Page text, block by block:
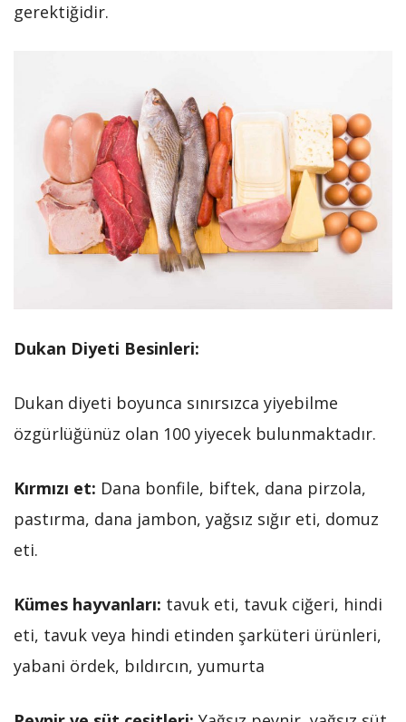
gerektiğidir.
Dukan Diyeti Besinleri:
Dukan diyeti boyunca sınırsızca yiyebilme
özgürlüğünüz olan 100 yiyecek bulunmaktadır.
Kırmızı et: Dana bonfile, biftek, dana pirzola,
pastırma, dana jambon, yağsız sığır eti, domuz
eti.
Kümes hayvanları: tavuk eti, tavuk ciğeri, hindi
eti, tavuk veya hindi etinden şarküteri ürünleri,
yabani ördek, bıldırcın, yumurta